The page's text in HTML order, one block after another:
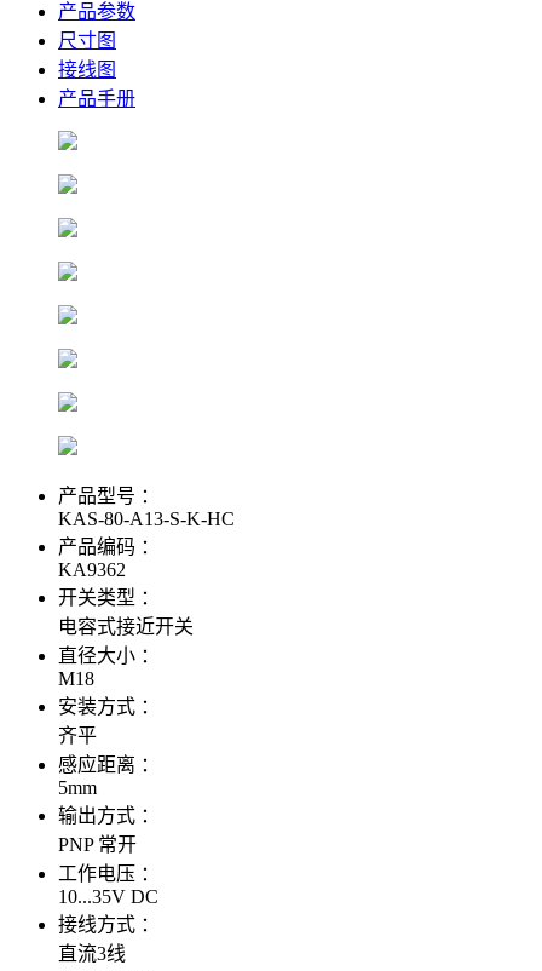
产品参数
尺寸图
接线图
产品手册
产品型号 ：
KAS-80-A13-S-K-HC
产品编码 ：
KA9362
开关类型 ：
电容式接近开关
直径大小 ：
M18
安装方式 ：
齐平
感应距离 ：
5mm
输出方式 ：
PNP 常开
工作电压 ：
10...35V DC
接线方式 ：
直流3线